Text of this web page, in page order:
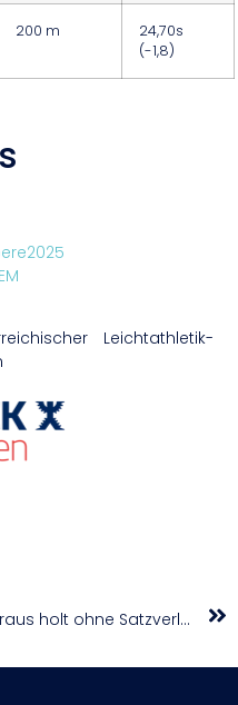
200 m
24,70s
(-1,8)
Leichtathletik-
Kraus holt ohne Satzverlust den Titel